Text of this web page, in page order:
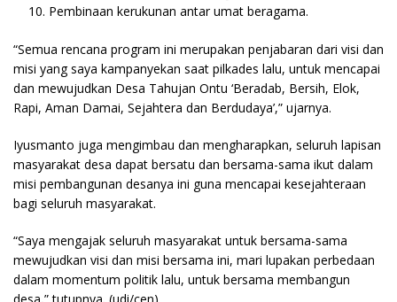
Pembinaan kerukunan antar umat beragama.
“Semua rencana program ini merupakan penjabaran dari visi dan
misi yang saya kampanyekan saat pilkades lalu, untuk mencapai
dan mewujudkan Desa Tahujan Ontu ‘Beradab, Bersih, Elok,
Rapi, Aman Damai, Sejahtera dan Berdudaya’,” ujarnya.
Iyusmanto juga mengimbau dan mengharapkan, seluruh lapisan
masyarakat desa dapat bersatu dan bersama-sama ikut dalam
misi pembangunan desanya ini guna mencapai kesejahteraan
bagi seluruh masyarakat.
“Saya mengajak seluruh masyarakat untuk bersama-sama
mewujudkan visi dan misi bersama ini, mari lupakan perbedaan
dalam momentum politik lalu, untuk bersama membangun